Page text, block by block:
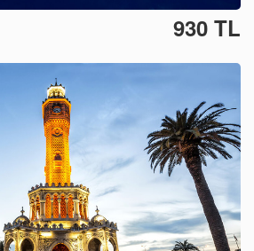
930 TL